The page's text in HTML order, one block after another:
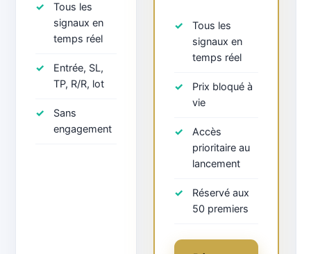
Tous les
signaux en
temps réel
Entrée, SL,
TP, R/R, lot
Sans
engagement
Tous les
signaux en
temps réel
Prix bloqué à
vie
Accès
prioritaire au
lancement
Réservé aux
50 premiers